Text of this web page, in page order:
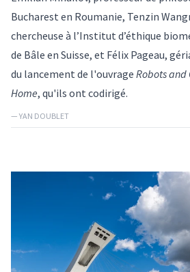
Bucharest en Roumanie, Tenzin
chercheuse à l’Institut d’éthique
de Bâle en Suisse, et Félix Pageau,
du lancement de l'ouvrage Robots and
Home, qu'ils ont codirigé.
— YAN DOUBLET